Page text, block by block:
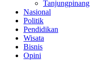
Tanjungpinang
Nasional
Politik
Pendidikan
Wisata
Bisnis
Opini